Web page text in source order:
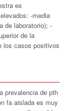
es
-media
de laboratorio); -
de la
los casos positivos
prevalencia de pth
fa aislada es muy